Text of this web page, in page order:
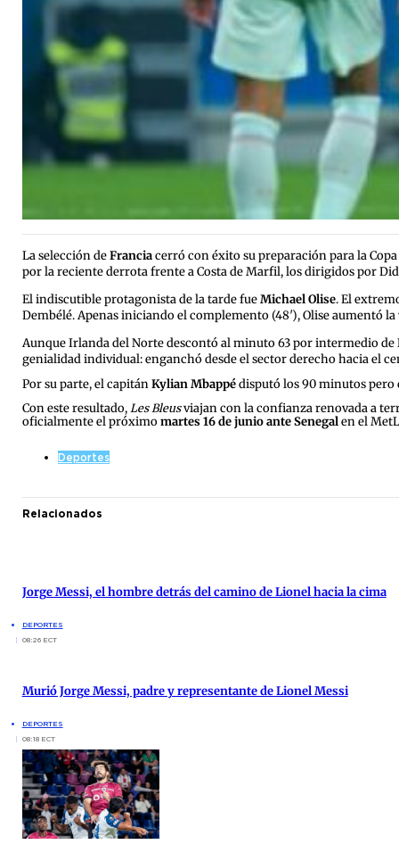
La selección de Franciacerró con éxito su preparación para la
por la reciente derrota frente a Costa de Marfil, los dirigidos por
El indiscutible protagonista de la tarde fue Michael Olise.El
Dembélé.Apenas iniciando el complemento (48′), Olise aumentó
Aunque Irlanda del Norte descontó al minuto 63 por intermedio de
genialidad individual: enganchó desde el sector derecho hacia el
Por su parte, el capitán Kylian Mbappédisputó los 90 minutos pero
Con este resultado, Les Bleusviajan con la confianza renovada a
oficialmente el próximo martes 16 de junio ante Senegalen el
Deportes
Relacionados
Jorge Messi, el hombre detrás del camino de Lionel hacia la cima
DEPORTES
08:26 ECT
Murió Jorge Messi, padre y representante de Lionel Messi
DEPORTES
08:18 ECT